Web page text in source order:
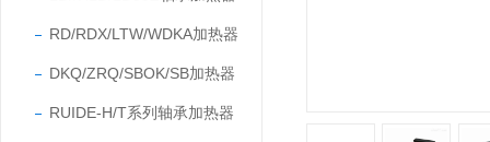
RD/RDX/LTW/WDKA加热器
DKQ/ZRQ/SBOK/SB加热器
RUIDE-H/T系列轴承加热器